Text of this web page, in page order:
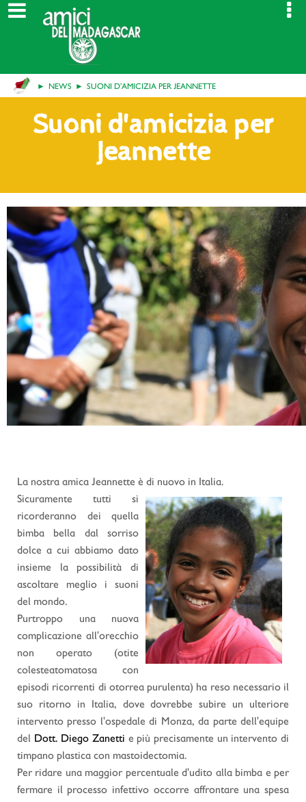
NEWS SUONI D'AMICIZIA PER JEANNETTE
Suoni d'amicizia per
Jeannette
La nostra amica Jeannette è di nuovo in Italia.
Sicuramente tutti si
ricorderanno dei quella
bimba bella dal sorriso
dolce a cui abbiamo dato
insieme la possibilità di
ascoltare meglio i suoni
del mondo.
Purtroppo una nuova
complicazione all'orecchio
non operato (otite
colesteatomatosa con
episodi ricorrenti di otorrea purulenta) ha reso necessario il
suo ritorno in Italia, dove dovrebbe subire un ulteriore
intervento presso l'ospedale di Monza, da parte dell'equipe
del Dott. Diego Zanetti e più precisamente un intervento di
timpano plastica con mastoidectomia.
Per ridare una maggior percentuale d'udito alla bimba e per
fermare il processo infettivo occorre affrontare una spesa